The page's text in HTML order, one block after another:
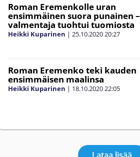
Roman Eremenkolle uran
ensimmäinen suora punainen –
valmentaja tuohtui tuomiosta
Heikki Kuparinen | 25.10.2020 20:27
Roman Eremenko teki kauden
ensimmäisen maalinsa
Heikki Kuparinen | 18.10.2020 22:05
Lataa lisää